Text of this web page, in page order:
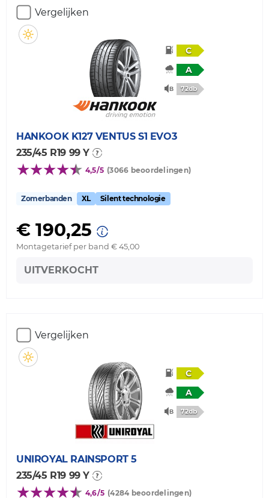
Vergelijken
C
A
72db
HANKOOK K127 VENTUS S1 EVO3
235/45 R19 99 Y
4,5/5 (3066 beoordelingen)
Zomerbanden XL Silent technologie
€ 190,25
Montagetarief per band € 45,00
UITVERKOCHT
Vergelijken
C
A
72db
UNIROYAL RAINSPORT 5
235/45 R19 99 Y
4,6/5 (4284 beoordelingen)